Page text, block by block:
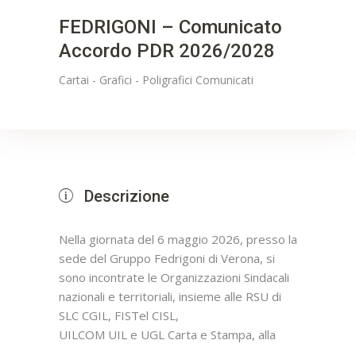
FEDRIGONI – Comunicato
Accordo PDR 2026/2028
Cartai - Grafici - Poligrafici Comunicati
Descrizione
Nella giornata del 6 maggio 2026, presso la
sede del Gruppo Fedrigoni di Verona, si
sono incontrate le Organizzazioni Sindacali
nazionali e territoriali, insieme alle RSU di
SLC CGIL, FISTel CISL,
UILCOM UIL e UGL Carta e Stampa, alla